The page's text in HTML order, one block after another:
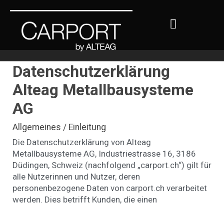
Datenschutzerklärung
Alteag Metallbausysteme
AG
Allgemeines / Einleitung
Die Datenschutzerklärung von Alteag
Metallbausysteme AG, Industriestrasse 16, 3186
Düdingen, Schweiz (nachfolgend „carport.ch“) gilt für
alle Nutzerinnen und Nutzer, deren
personenbezogene Daten von carport.ch verarbeitet
werden. Dies betrifft Kunden, die einen